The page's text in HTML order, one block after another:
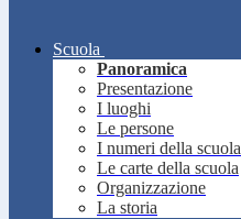
Scuola
Panoramica
Presentazione
I luoghi
Le persone
I numeri della scuola
Le carte della scuola
Organizzazione
La storia